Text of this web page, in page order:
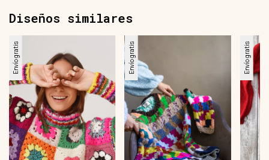
Diseños similares
Envío gratis Envío gratis Envío gratis